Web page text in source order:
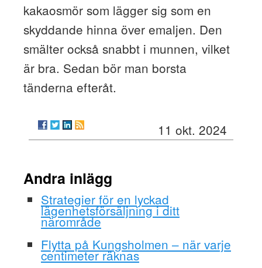
kakaosmör som lägger sig som en
skyddande hinna över emaljen. Den
smälter också snabbt i munnen, vilket
är bra. Sedan bör man borsta
tänderna efteråt.
11 okt. 2024
Andra inlägg
Strategier för en lyckad
lägenhetsförsäljning i ditt
närområde
Flytta på Kungsholmen – när varje
centimeter räknas